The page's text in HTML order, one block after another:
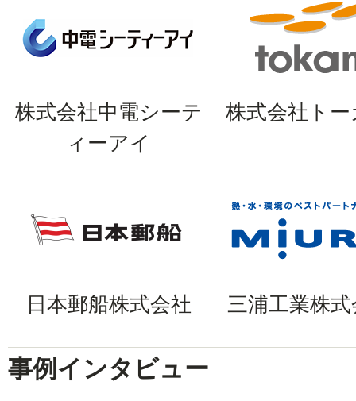
株式会社中電シーテ
ィーアイ
株式会社ト
日本郵船株式会社 三浦工業株
事例インタビュー